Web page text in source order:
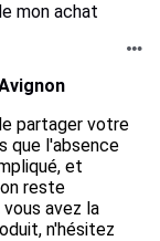
mon achat
partager votre
que l'absence
et
reste
avez la
n'hésitez